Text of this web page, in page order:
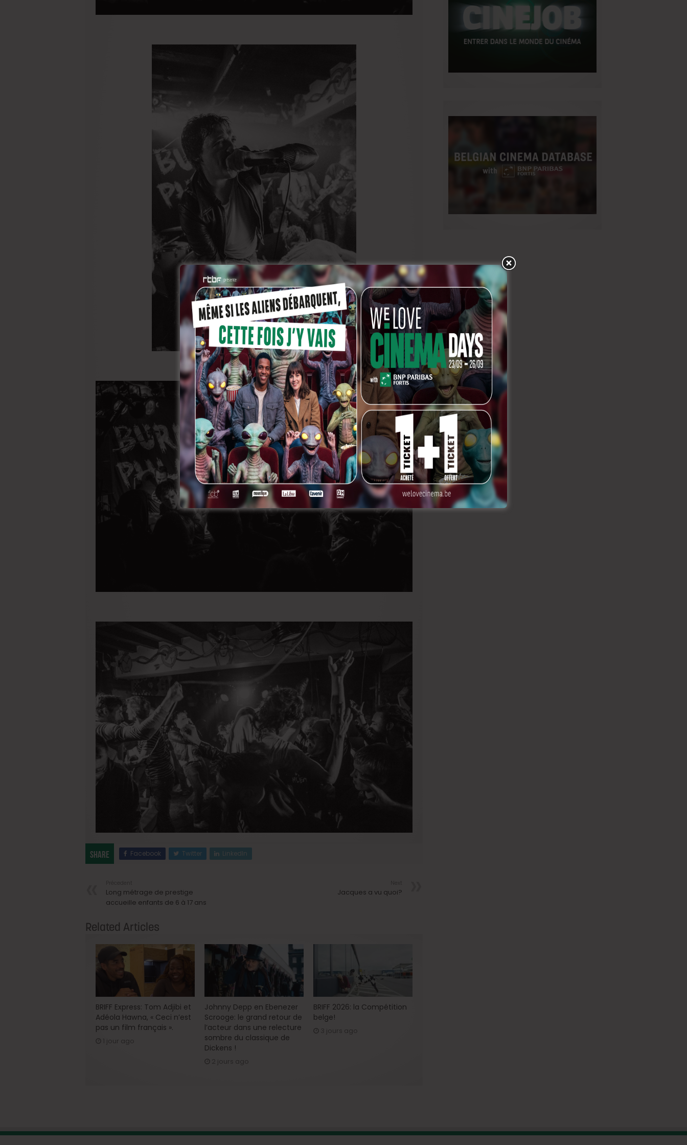
Share Facebook Twitter LinkedIn
Long métrage de prestige
accueille enfants de 6 à 17 ans
Jacques a vu quoi?
Related Articles
BRIFF Express: Tom Adjibi et
Adéola Hawna, « Ceci n’est
pas un film français ».
1 jour ago
Johnny Depp en Ebenezer
Scrooge: le grand retour de
l’acteur dans une relecture
sombre du classique de
Dickens !
2 jours ago
BRIFF 2026: la Compétition
belge!
3 jours ago